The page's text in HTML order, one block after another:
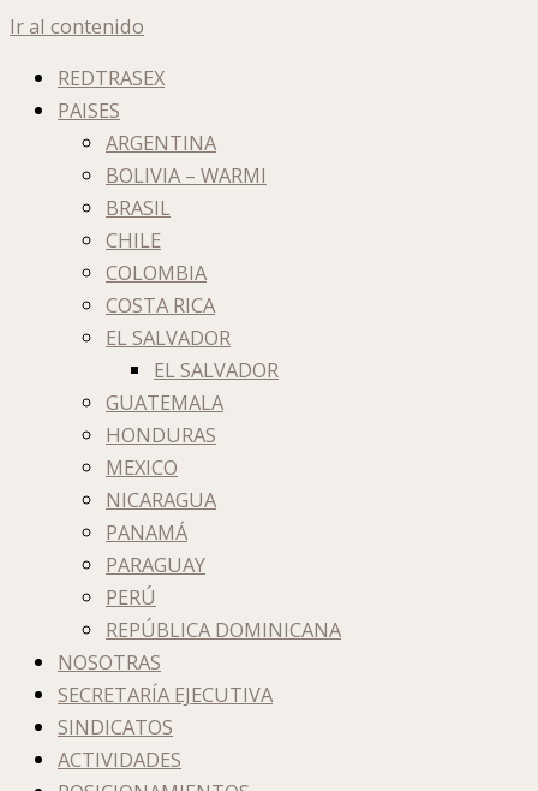
Ir al contenido
REDTRASEX
PAISES
ARGENTINA
BOLIVIA – WARMI
BRASIL
CHILE
COLOMBIA
COSTA RICA
EL SALVADOR
EL SALVADOR
GUATEMALA
HONDURAS
MEXICO
NICARAGUA
PANAMÁ
PARAGUAY
PERÚ
REPÚBLICA DOMINICANA
NOSOTRAS
SECRETARÍA EJECUTIVA
SINDICATOS
ACTIVIDADES